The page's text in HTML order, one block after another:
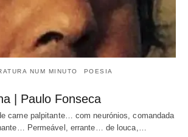
NUM MINUTO POESIA
| Paulo Fonseca
carne palpitante… com neurónios, comandada
Permeável, errante… de louca,…